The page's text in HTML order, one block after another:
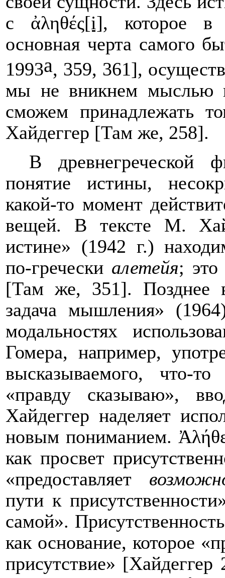
с ἀληθές[i], которое в
основная черта самого
1993а, 359, 361],
мы не вникнем мыслью
сможем принадлежать
Хайдеггер [Там же, 258].
В древнегреческой
понятие истины,
какой-то момент
вещей. В тексте М.
истине» (1942 г.)
по-гречески алетейя; это
[Там же, 351]. Позднее
задача мышления»
модальностях
Гомера, например,
высказываемого, что-
«правду сказываю»,
Хайдеггер наделяет
новым пониманием.
как просвет
«предоставляет
пути к
самой».
как основание, которое
присутствие»